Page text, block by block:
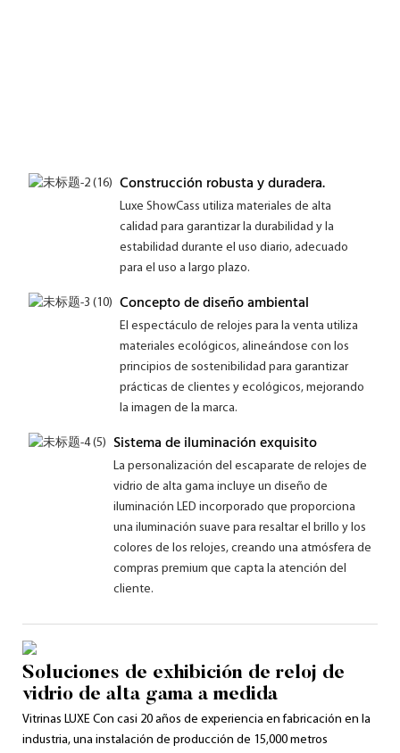
Construcción robusta y duradera.
Luxe ShowCass utiliza materiales de alta
calidad para garantizar la durabilidad y la
estabilidad durante el uso diario, adecuado
para el uso a largo plazo.
Concepto de diseño ambiental
El espectáculo de relojes para la venta utiliza
materiales ecológicos, alineándose con los
principios de sostenibilidad para garantizar
prácticas de clientes y ecológicos, mejorando
la imagen de la marca.
Sistema de iluminación exquisito
La personalización del escaparate de relojes de
vidrio de alta gama incluye un diseño de
iluminación LED incorporado que proporciona
una iluminación suave para resaltar el brillo y los
colores de los relojes, creando una atmósfera de
compras premium que capta la atención del
cliente.
Soluciones de exhibición de reloj de
vidrio de alta gama a medida
Vitrinas LUXE Con ​​casi 20 años de experiencia en fabricación en la
industria, una instalación de producción de 15,000 metros